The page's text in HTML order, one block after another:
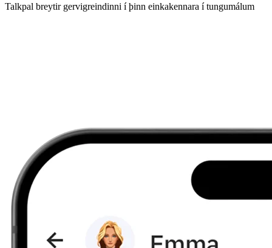
Talkpal breytir gervigreindinni í þinn einkakennara í tungumálum